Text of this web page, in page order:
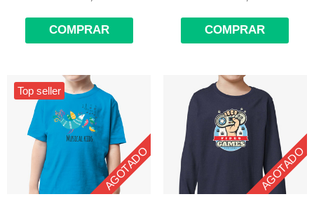
COMPRAR COMPRAR
Top seller
AGOTADO AGOTADO